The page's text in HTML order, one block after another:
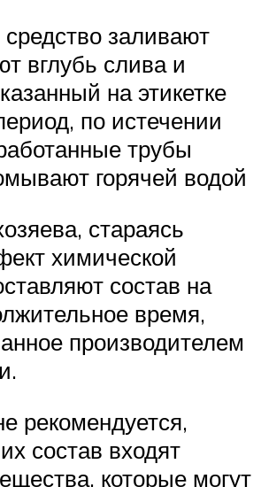
заливают
вглубь слива и
на этикетке
по истечении
трубы
горячей водой
стараясь
химической
состав на
время,
производителем
рекомендуется,
состав входят
которые могут